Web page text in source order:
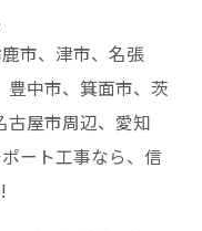
市、津市、名張
中市、箕面市、茨
古屋市周辺、愛知
ート工事なら、信